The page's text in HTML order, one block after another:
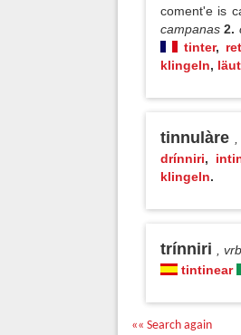
coment'e is
campanas2.
tinter,
klingeln,
tinnulàre
drínniri,
klingeln.
trínniri , vrb
tintinear
«« Search again